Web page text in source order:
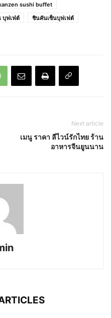
sushi buffet
บุฟเฟ่ต์
ชินคันเซ็นบุฟเฟต์
Next article
เมนู ราคา ลีไวน์รักไทย ร้าน
อาหารจีนยูนนาน